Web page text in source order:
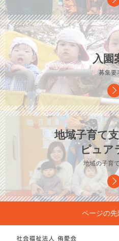
入園
募集要
地域子育て
ピュア
地域の子育
ページの先